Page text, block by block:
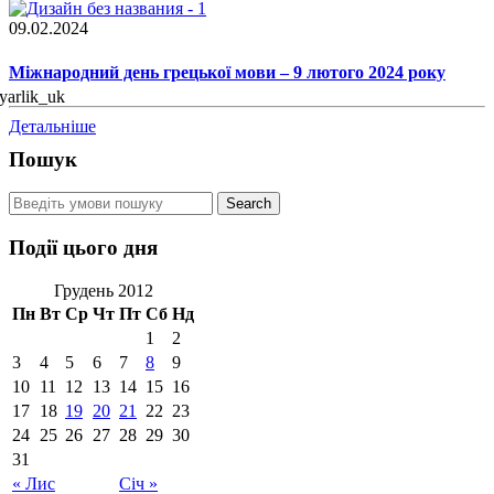
09.02.2024
Міжнародний день грецької мови – 9 лютого 2024 року
Детальніше
Пошук
Події цього дня
Грудень 2012
Пн Вт Ср Чт Пт Сб Нд
« Лис Січ »
1
2
3
4 5 6 7 8
9
10 11 12 13 14 15 16
17 18 19 20 21 22 23
24 25 26 27 28 29 30
31